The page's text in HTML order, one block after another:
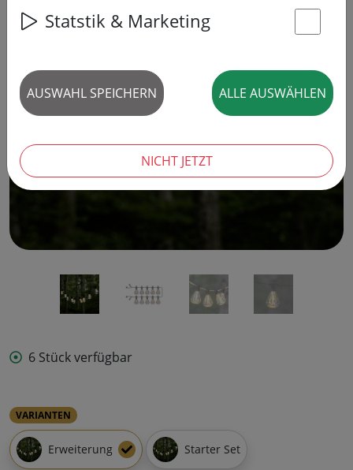
‹ ›
6 Stück verfügbar
VARIANTEN
Erweiterung Starter Set
Statstik & Marketing
AUSWAHL SPEICHERN ALLE AUSWÄHLEN
NICHT JETZT